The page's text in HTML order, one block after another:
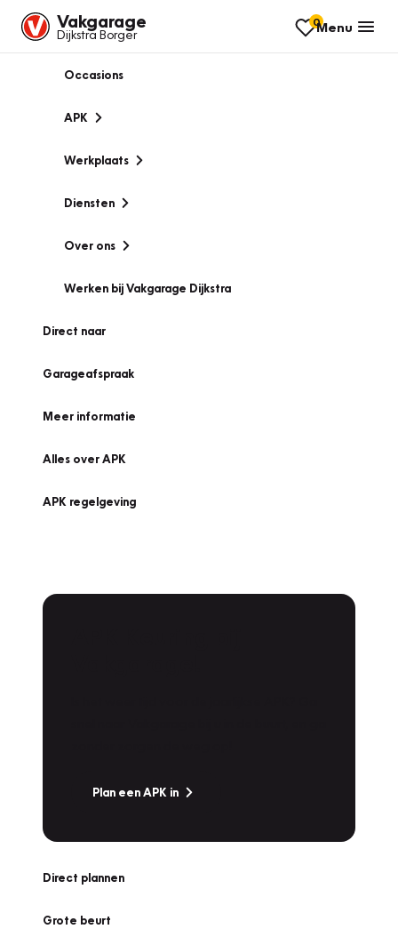
Vakgarage
Dijkstra Borger
0Menu
Occasions
APK
Werkplaats
Diensten
Over ons
Werken bij Vakgarage Dijkstra
Direct naar
Garageafspraak
Meer informatie
Alles over APK
APK regelgeving
Plan een APK in
Direct plannen
Grote beurt